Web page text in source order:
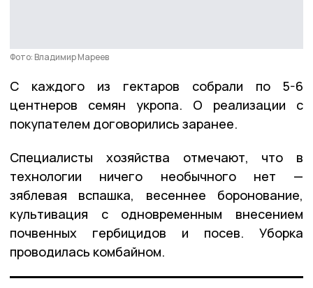
Фото: Владимир Мареев
С каждого из гектаров собрали по 5-6
центнеров семян укропа. О реализации с
покупателем договорились заранее.
Специалисты хозяйства отмечают, что в
технологии ничего необычного нет —
зяблевая вспашка, весеннее боронование,
культивация с одновременным внесением
почвенных гербицидов и посев. Уборка
проводилась комбайном.